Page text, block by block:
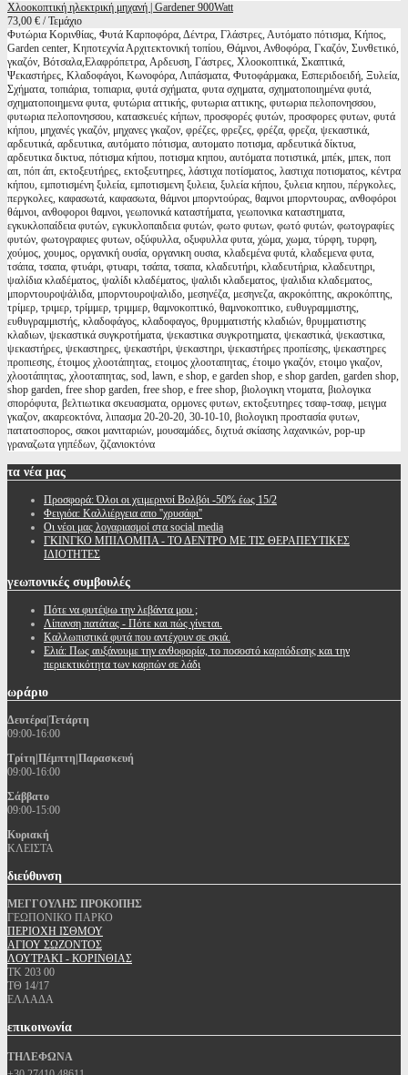
Χλοοκοπτική ηλεκτρική μηχανή | Gardener 900Watt
73,00 € / Τεμάχιο
Φυτώρια Κορινθίας, Φυτά Καρποφόρα, Δέντρα, Γλάστρες, Αυτόματο πότισμα, Κήπος,
Garden center, Κηποτεχνία Αρχιτεκτονική τοπίου, Θάμνοι, Ανθοφόρα, Γκαζόν, Συνθετικό,
γκαζόν, Βότσαλα,Ελαφρόπετρα, Αρδευση, Γάστρες, Χλοοκοπτικά, Σκαπτικά,
Ψεκαστήρες, Κλαδοφάγοι, Κωνοφόρα, Λιπάσματα, Φυτοφάρμακα, Εσπεριδοειδή, Ξυλεία,
Σχήματα, τοπιάρια, τοπιαρια, φυτά σχήματα, φυτα σχηματα, σχηματοποιημένα φυτά,
σχηματοποιημενα φυτα, φυτώρια αττικής, φυτωρια αττικης, φυτωρια πελοπονησσου,
φυτωρια πελοπονησσου, κατασκευές κήπων, προσφορές φυτών, προσφορες φυτων, φυτά
κήπου, μηχανές γκαζόν, μηχανες γκαζον, φρέζες, φρεζες, φρέζα, φρεζα, ψεκαστικά,
αρδευτικά, αρδευτικα, αυτόματο πότισμα, αυτοματο ποτισμα, αρδευτικά δίκτυα,
αρδευτικα δικτυα, πότισμα κήπου, ποτισμα κηπου, αυτόματα ποτιστικά, μπέκ, μπεκ, ποπ
απ, πόπ άπ, εκτοξευτήρες, εκτοξευτηρες, λάστιχα ποτίσματος, λαστιχα ποτισματος, κέντρα
κήπου, εμποτισμένη ξυλεία, εμποτισμενη ξυλεια, ξυλεία κήπου, ξυλεια κηπου, πέργκολες,
περγκολες, καφασωτά, καφασωτα, θάμνοι μπορντούρας, θαμνοι μπορντουρας, ανθοφόροι
θάμνοι, ανθοφοροι θαμνοι, γεωπονικά καταστήματα, γεωπονικα καταστηματα,
εγκυκλοπαίδεια φυτών, εγκυκλοπαιδεια φυτών, φωτο φυτων, φωτό φυτών, φωτογραφίες
φυτών, φωτογραφιες φυτων, οξύφυλλα, οξυφυλλα φυτα, χώμα, χωμα, τύρφη, τυρφη,
χούμος, χουμος, οργανική ουσία, οργανικη ουσια, κλαδεμένα φυτά, κλαδεμενα φυτα,
τσάπα, τσαπα, φτυάρι, φτυαρι, τσάπα, τσαπα, κλαδευτήρι, κλαδευτήρια, κλαδευτηρι,
ψαλίδια κλαδέματος, ψαλίδι κλαδέματος, ψαλιδι κλαδεματος, ψαλιδια κλαδεματος,
μπορντουροψάλιδα, μπορντουροψαλιδο, μεσηνέζα, μεσηνεζα, ακροκόπτης, ακροκόπτης,
τρίμερ, τριμερ, τρίμμερ, τριμμερ, θαμνοκοπτικό, θαμνοκοπτικο, ευθυγραμμιστης,
ευθυγραμμιστής, κλαδοφάγος, κλαδοφαγος, θρυμματιστής κλαδιών, θρυμματιστης
κλαδιων, ψεκαστικά συγκροτήματα, ψεκαστικα συγκροτηματα, ψεκαστικά, ψεκαστικα,
ψεκαστήρες, ψεκαστηρες, ψεκαστήρι, ψεκαστηρι, ψεκαστήρες προπίεσης, ψεκαστηρες
προπιεσης, έτοιμος χλοοτάπητας, ετοιμος χλοοταπητας, έτοιμο γκαζόν, ετοιμο γκαζον,
χλοοτάπητας, χλοοταπητας, sod, lawn, e shop, e garden shop, e shop garden, garden shop,
shop garden, free shop garden, free shop, e free shop, βιολογικη ντοματα, βιολογικα
σπορόφυτα, βελτιωτικα σκευασματα, ορμονες φυτων, εκτοξευτηρες τσαφ-τσαφ, μειγμα
γκαζον, ακαρεοκτόνα, λιπασμα 20-20-20, 30-10-10, βιολογικη προστασία φυτων,
πατατοσπορος, σακοι μανιταριών, μουσαμάδες, διχτυά σκίασης λαχανικών, pop-up
γραναζωτα γηπέδων, ζιζανιοκτόνα
τα νέα μας
Προσφορά: Όλοι οι χειμερινοί Βολβόι -50% έως 15/2
Φειγιόα: Καλλιέργεια απο ''χρυσάφι''
Oι νέοι μας λογαριασμοί στα social media
ΓΚΙΝΓΚΟ ΜΠΙΛΟΜΠΑ - ΤΟ ΔΕΝΤΡΟ ΜΕ ΤΙΣ ΘΕΡΑΠΕΥΤΙΚΕΣ
ΙΔΙΟΤΗΤΕΣ
γεωπονικές συμβουλές
Πότε να φυτέψω την λεβάντα μου ;
Λίπανση πατάτας - Πότε και πώς γίνεται.
Καλλωπιστικά φυτά που αντέχουν σε σκιά.
Ελιά: Πως αυξάνουμε την ανθοφορία, το ποσοστό καρπόδεσης και την
περιεκτικότητα των καρπών σε λάδι
ωράριο
Δευτέρα|Τετάρτη
09:00-16:00
Τρίτη|Πέμπτη|Παρασκευή
09:00-16:00
Σάββατο
09:00-15:00
Κυριακή
ΚΛΕΙΣΤΑ
διεύθυνση
ΜΕΓΓΟΥΛΗΣ ΠΡΟΚΟΠΗΣ
ΓΕΩΠΟΝΙΚΟ ΠΑΡΚΟ
ΠΕΡΙΟΧΗ ΙΣΘΜΟΥ
ΑΓΙΟΥ ΣΩΖΟΝΤΟΣ
ΛΟΥΤΡΑΚΙ - ΚΟΡΙΝΘΙΑΣ
ΤΚ 203 00
ΤΘ 14/17
ΕΛΛΑΔΑ
επικοινωνία
ΤΗΛΕΦΩΝΑ